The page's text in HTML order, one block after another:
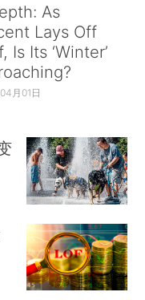
As
Lays Off
Is Its ‘Winter’
月01日